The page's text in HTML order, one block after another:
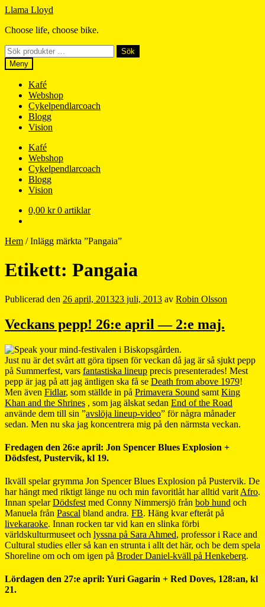
Hoppa
navigering
Hoppa
innehåll
Llama Lloyd
Choose life, choose bike.
Sök
efter:
Sök
Meny
Kafé
Webshop
Cykelpendlarcoach
Blogg
Vision
Kafé
Webshop
Cykelpendlarcoach
Blogg
Vision
0,00 kr 0 artiklar
Hem /Inlägg märkta ”Pangaia”
Etikett: Pangaia
Publicerad den 26 april, 201323 juli, 2013 av Robin Olsson
Veckans pepp! 26:e april — 2:e maj.
Just nu är det svårt att göra tipsen för veckan då jag är så sjukt pepp
på Summerfest, vars fantastiska lineup precis presenterades! Mest
pepp är jag på att jag äntligen ska få se Death from above 1979!
Men även Fidlar, som ställde in på Primavera Sound samt King
Khan and the Shrines , som jag älskat sedan End of the Road
använde dem till sin ”avslöja lineup-video” för några månader
sedan. Men nu ska jag koncentrera mig på den närmsta veckan.
Fredagen den 26:e april: Jon Spencer Blues Explosion +
Dödsfest, Pustervik, kl 19.
Ikväll spelar grymma Jon Spencer Blues Explosion på Pustervik. De
har hängt med riktigt länge nu och min favoritlåt har alltid varit Afro.
Innan spelarDödsfest med Conny Nimmersjö från bob hund och
Manuela från Pascal bland andra. FB. Häng kvar efteråt på
livekaraoke. Innan rocken tar vid kan en slinka förbi
världskulturmuseet och lyssna på Sara Ahmed, professor i Race and
Cultural studies eller så kan en strunta i allt det här, och be dem spela
Shoreline om och om igen på Broder Daniel-kväll på Henkeberg.
Lördagen den 27:e april: Yuri Gagarin + Red Doves, 128:an, kl
21.